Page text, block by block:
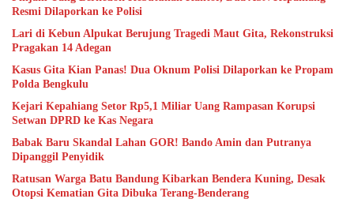
Resmi Dilaporkan ke Polisi
Lari di Kebun Alpukat Berujung Tragedi Maut Gita, Rekonstruksi
Pragakan 14 Adegan
Kasus Gita Kian Panas! Dua Oknum Polisi Dilaporkan ke Propam
Polda Bengkulu
Kejari Kepahiang Setor Rp5,1 Miliar Uang Rampasan Korupsi
Setwan DPRD ke Kas Negara
Babak Baru Skandal Lahan GOR! Bando Amin dan Putranya
Dipanggil Penyidik
Ratusan Warga Batu Bandung Kibarkan Bendera Kuning, Desak
Otopsi Kematian Gita Dibuka Terang-Benderang